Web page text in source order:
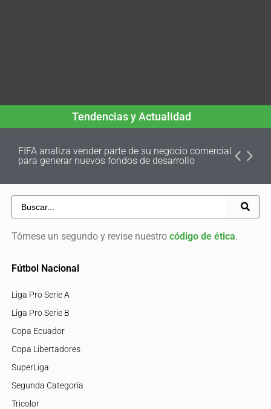
Tendencias y Actualidad
FIFA analiza vender parte de su negocio comercial
para generar nuevos fondos de desarrollo
Tómese un segundo y revise nuestro código de ética.
Fútbol Nacional
Liga Pro Serie A
Liga Pro Serie B
Copa Ecuador
Copa Libertadores
SuperLiga
Segunda Categoría
Tricolor